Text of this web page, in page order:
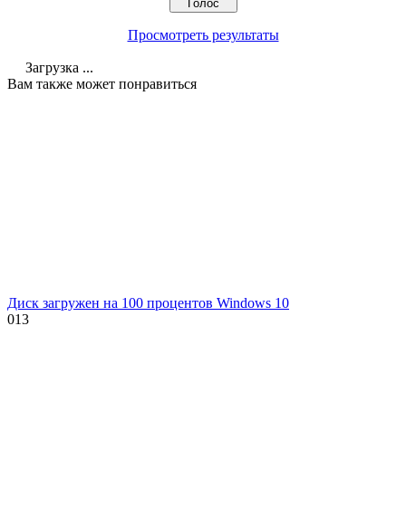
Просмотреть результаты
Загрузка ...
Вам также может понравиться
Диск загружен на 100 процентов Windows 10
013